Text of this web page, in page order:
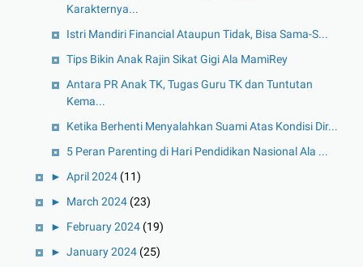
Karakternya...
Istri Mandiri Financial Ataupun Tidak, Bisa Sama-S...
Tips Bikin Anak Rajin Sikat Gigi Ala MamiRey
Antara PR Anak TK, Tugas Guru TK dan Tuntutan
Kema...
Ketika Berhenti Menyalahkan Suami Atas Kondisi Dir...
5 Peran Parenting di Hari Pendidikan Nasional Ala ...
► April 2024 (11)
► March 2024 (23)
► February 2024 (19)
► January 2024 (25)